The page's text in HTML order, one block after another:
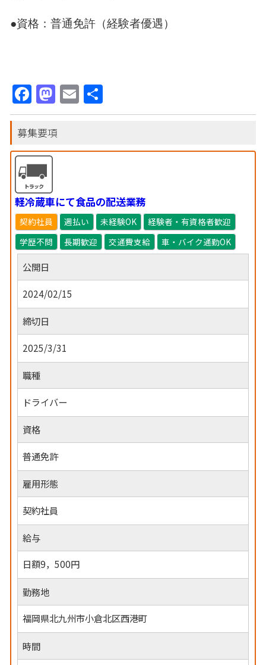
●資格：普通免許（経験者優遇）
Facebook MastodonEmail
有
募集要項
軽冷蔵車にて食品の配送業務
契約社員 週払い 未経験OK
経験者・有資格者歓迎
学歴不問
長期歓迎 交通費支給 車・バイク通勤OK
公開日
2024/02/15
締切日
2025/3/31
職種
ドライバー
資格
普通免許
雇用形態
契約社員
給与
日額9，500円
勤務地
福岡県北九州市小倉北区西港町
時間